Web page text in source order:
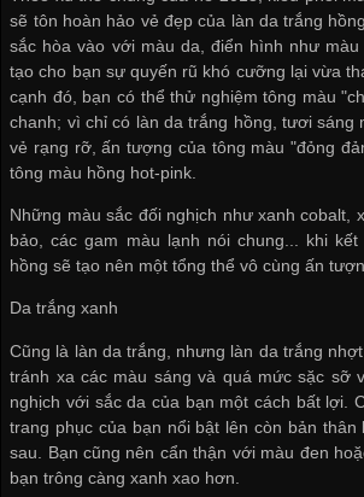
sẽ tôn hoàn hảo vẻ đẹp của làn da trắng
sắc hòa vào với màu da, điển hình như
tạo cho bạn sự quyến rũ khó cưỡng lại vừa
cạnh đó, bạn có thể thử nghiệm tông màu
chanh; vì chỉ có làn da trắng hồng, tươi sáng
vẻ rạng rỡ, ấn tượng của tông màu "đỏng
tông màu hồng hot-pink.
Những màu sắc đối nghịch như xanh cobalt,
bảo, các gam màu lạnh nói chung... khi
hồng sẽ tạo nên một tổng thể vô cùng ấn
Da trắng xanh
Cũng là làn da trắng, nhưng làn da trắng
tránh xa các màu sáng và quá mức sặc sỡ
nghịch với sắc da của bạn một cách bất lợi.
trang phục của bạn nổi bật lên còn bản
sau. Bạn cũng nên cẩn thận với màu đen
bạn trông càng xanh xao hơn.